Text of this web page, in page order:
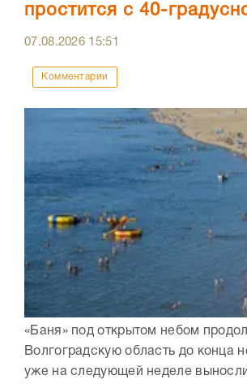
простится с 40-
07.08.2026 15:51
Комментарии
«Баня» под открытом небом
Волгоградскую область до конца
уже на следующей неделе